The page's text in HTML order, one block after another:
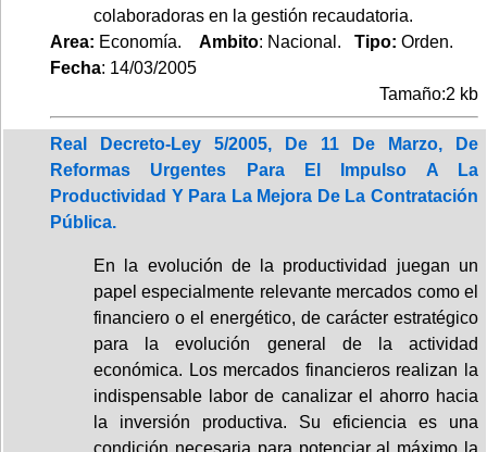
colaboradoras en la gestión recaudatoria.
Area: Economía. Ambito: Nacional. Tipo: Orden.
Fecha: 14/03/2005
Tamaño:2 kb
Real Decreto-Ley 5/2005, De 11 De Marzo, De
Reformas Urgentes Para El Impulso A La
Productividad Y Para La Mejora De La Contratación
Pública.
En la evolución de la productividad juegan un
papel especialmente relevante mercados como el
financiero o el energético, de carácter estratégico
para la evolución general de la actividad
económica. Los mercados financieros realizan la
indispensable labor de canalizar el ahorro hacia
la inversión productiva. Su eficiencia es una
condición necesaria para potenciar al máximo la